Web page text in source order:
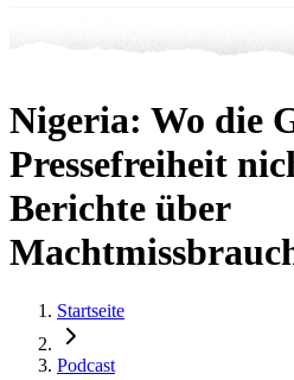
Nigeria: Wo die
Pressefreiheit
Berichte über
Startseite
Podcast